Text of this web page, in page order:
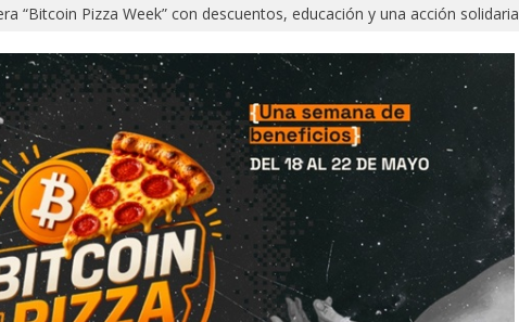
“Bitcoin Pizza Week” con descuentos, educación y una acción solidaria